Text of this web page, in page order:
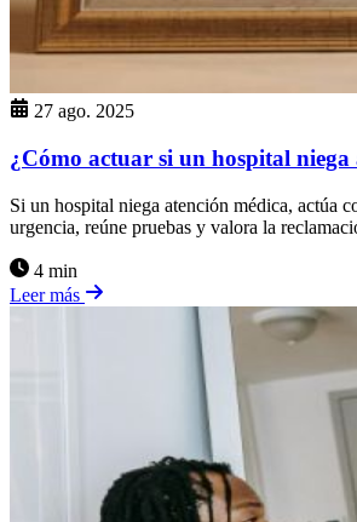
27 ago. 2025
¿Cómo actuar si un hospital niega
Si un hospital niega atención médica, actúa
urgencia, reúne pruebas y valora la
4 min
Leer más